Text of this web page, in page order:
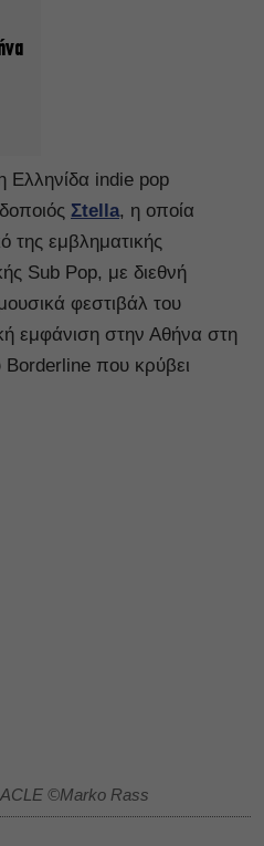
Ελληνίδα indie pop
Σtella, η οποία
της εμβληματικής
Sub Pop, με διεθνή
φεστιβάλ του
εμφάνιση στην Αθήνα στη
Borderline που κρύβει
©Marko Rass